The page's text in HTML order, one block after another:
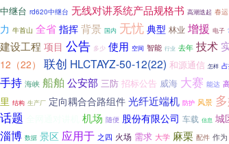
中继台 rd620中继台 无线对讲系统产品规格书 高潮迭起 春运
力 牛首山 全省 指挥 背景 国内 无忧 典型 林业 增援 电子
建设工程 项目 公告 多少 使用 空间 智能 行业 去年 技术
12（22）
联创 HLCTAYZ-50-12(22) 和源通信 怎样
手持 海峡 船舶 公安部 三防 招标公告 威海 大赛 能达
里 结构 生产厂 定向耦合合路组件光纤近端机 防护 风景
话题
机场 随便 股份有限公司 车载 信息 城
淄博 数据 景区 应用于 之四 火场 需求 大学 麻栗 配件 作为